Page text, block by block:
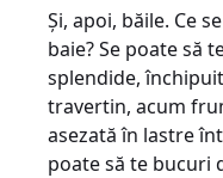
Şi, apoi, băile. Ce
baie? Se poate să
splendide,
travertin, acum
asezată în lastre
poate să te bucuri